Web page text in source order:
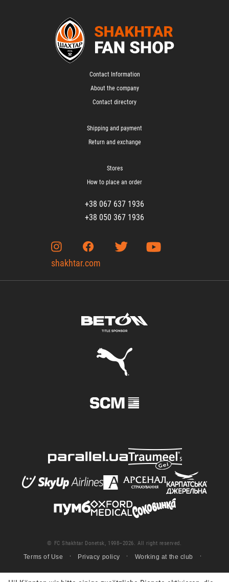
Contact Information
About the company
Contact directory
Shipping and payment
Return and exchange
Stores
How to place an order
+38 067 637 1936
+38 050 367 1936
shakhtar.com
© FC Shakhtar Donetsk, 1998–2026. All right reserved.
Terms of Use Privacy policy Working at the club